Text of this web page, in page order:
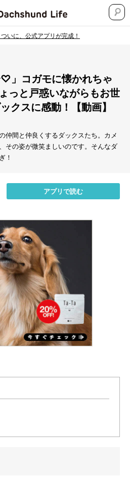
いに、公式アプリが完成！
♡」コガモに懐かれちゃ
っと戸惑いながらもお世
クスに感動！【動画】
仲間と仲良くするダックスたち。カメ
その姿が微笑ましいのです。そんなダ
！
アプリで読む